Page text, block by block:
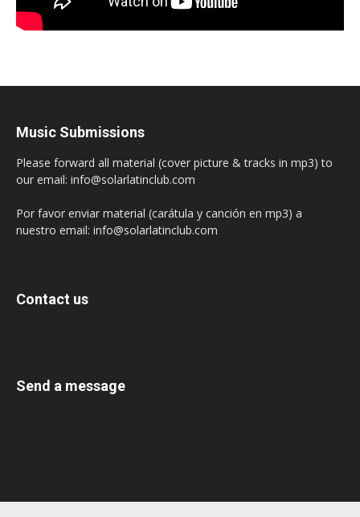
Music Submissions
Please forward all material (cover picture & tracks in mp3) to
our email: info@solarlatinclub.com
Por favor enviar material (carátula y canción en mp3) a
nuestro email: info@solarlatinclub.com
Contact us
Send a message